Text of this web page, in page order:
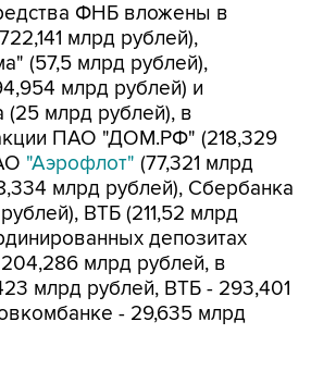
ФНБ вложены в
млрд рублей),
(57,5 млрд рублей),
млрд рублей) и
(25 млрд рублей), в
ПАО "ДОМ.РФ" (218,329
"Аэрофлот" (77,321 млрд
млрд рублей), Сбербанка
ВТБ (211,52 млрд
депозитах
млрд рублей, в
млрд рублей, ВТБ - 293,401
- 29,635 млрд